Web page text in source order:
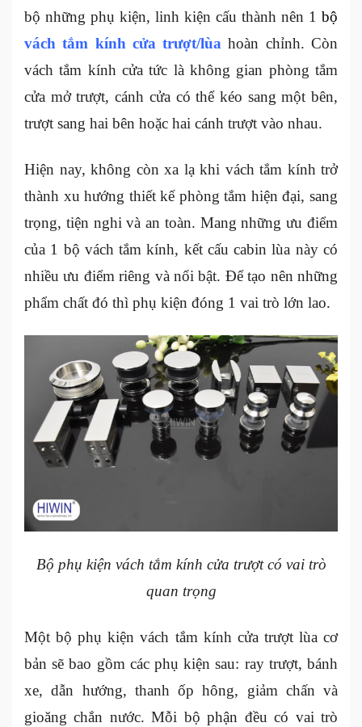
bộ những phụ kiện, linh kiện cấu thành nên 1 bộ
vách tắm kính cửa trượt/lùa hoàn chỉnh. Còn
vách tắm kính cửa tức là không gian phòng tắm
cửa mở trượt, cánh cửa có thể kéo sang một bên,
trượt sang hai bên hoặc hai cánh trượt vào nhau.
Hiện nay, không còn xa lạ khi vách tắm kính trở
thành xu hướng thiết kế phòng tắm hiện đại, sang
trọng, tiện nghi và an toàn. Mang những ưu điểm
của 1 bộ vách tắm kính, kết cấu cabin lùa này có
nhiều ưu điểm riêng và nổi bật. Để tạo nên những
phẩm chất đó thì phụ kiện đóng 1 vai trò lớn lao.
Bộ phụ kiện vách tắm kính cửa trượt có vai trò
quan trọng
Một bộ phụ kiện vách tắm kính cửa trượt lùa cơ
bản sẽ bao gồm các phụ kiện sau: ray trượt, bánh
xe, dẫn hướng, thanh ốp hông, giảm chấn và
gioăng chắn nước. Mỗi bộ phận đều có vai trò